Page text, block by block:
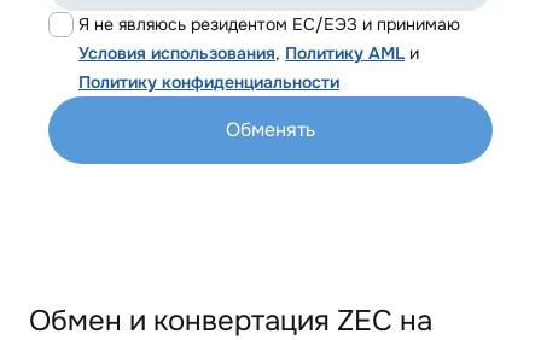
Я не являюсь резидентом ЕС/ЕЭЗ и принимаю
Условия использования, Политику AML и
Политику конфиденциальности
Обменять
Обмен и конвертация ZEC на